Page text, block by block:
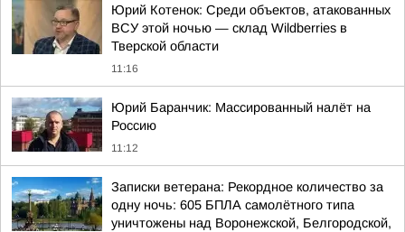
Юрий Котенок: Среди объектов, атакованных
ВСУ этой ночью — склад Wildberries в
Тверской области
11:16
Юрий Баранчик: Массированный налёт на
Россию
11:12
Записки ветерана: Рекордное количество за
одну ночь: 605 БПЛА самолётного типа
уничтожены над Воронежской, Белгородской,